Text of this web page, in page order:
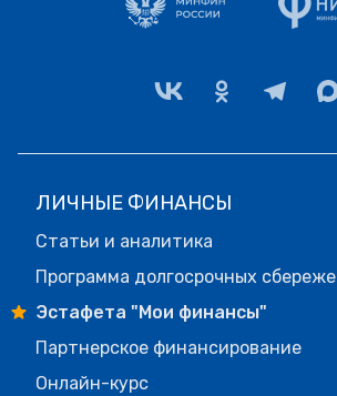
ЛИЧНЫЕ ФИНАНСЫ
Статьи и аналитика
Программа долгосрочных
Эстафета "Мои финансы"
Партнерское финансирование
Онлайн-курс